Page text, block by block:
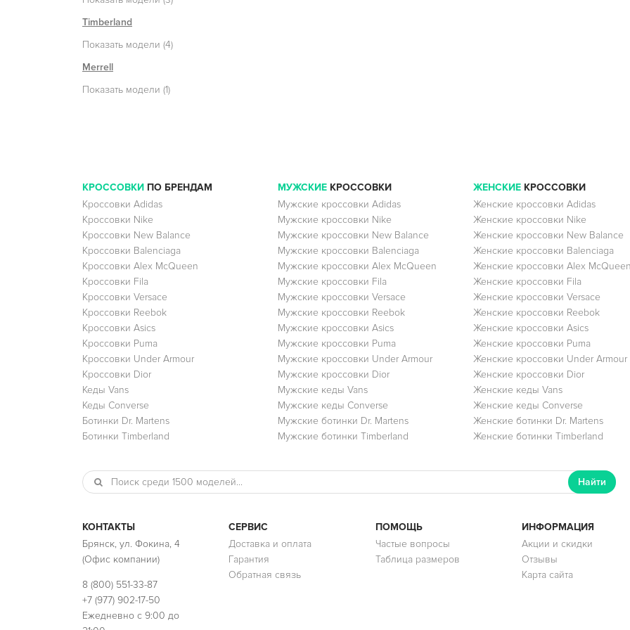
Timberland
Показать модели (4)
Merrell
Показать модели (1)
КРОССОВКИ ПО БРЕНДАМ
Кроссовки Adidas
Кроссовки Nike
Кроссовки New Balance
Кроссовки Balenciaga
Кроссовки Alex McQueen
Кроссовки Fila
Кроссовки Versace
Кроссовки Reebok
Кроссовки Asics
Кроссовки Puma
Кроссовки Under Armour
Кроссовки Dior
Кеды Vans
Кеды Converse
Ботинки Dr. Martens
Ботинки Timberland
МУЖСКИЕКРОССОВКИ
Мужские кроссовки Adidas
Мужские кроссовки Nike
Мужские кроссовки New Balance
Мужские кроссовки Balenciaga
Мужские кроссовки Alex McQueen
Мужские кроссовки Fila
Мужские кроссовки Versace
Мужские кроссовки Reebok
Мужские кроссовки Asics
Мужские кроссовки Puma
Мужские кроссовки Under Armour
Мужские кроссовки Dior
Мужские кеды Vans
Мужские кеды Converse
Мужские ботинки Dr. Martens
Мужские ботинки Timberland
ЖЕНСКИЕКРОССОВКИ
Женские кроссовки Adidas
Женские кроссовки Nike
Женские кроссовки New Balance
Женские кроссовки Balenciaga
Женские кроссовки Alex
Женские кроссовки Fila
Женские кроссовки Versace
Женские кроссовки Reebok
Женские кроссовки Asics
Женские кроссовки Puma
Женские кроссовки Under Armour
Женские кроссовки Dior
Женские кеды Vans
Женские кеды Converse
Женские ботинки Dr. Martens
Женские ботинки Timberland
Найти
КОНТАКТЫ
Брянск, ул. Фокина, 4
(Офис компании)
8 (800) 551-33-87
+7 (977) 902-17-50
Ежедневно с 9:00 до
СЕРВИС
Доставка и оплата
Гарантия
Обратная связь
ПОМОЩЬ
Частые вопросы
Таблица размеров
ИНФОРМАЦИЯ
Акции и скидки
Отзывы
Карта сайта